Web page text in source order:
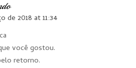
de 2018 at 11:34
você gostou.
retorno.